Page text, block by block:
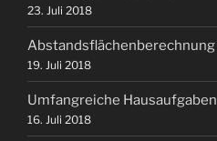
23. Juli 2018
Abstandsflächenberechnung
19. Juli 2018
Umfangreiche Hausaufgaben
16. Juli 2018